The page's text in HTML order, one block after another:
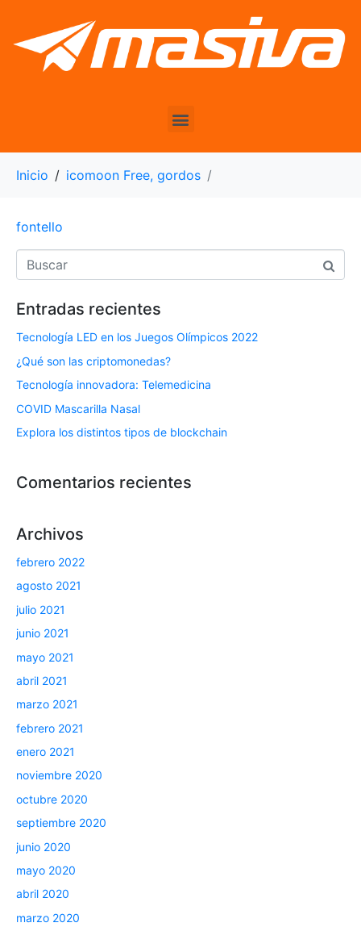
Inicio icomoon Free, gordos
fontello
Entradas recientes
Tecnología LED en los Juegos Olímpicos 2022
¿Qué son las criptomonedas?
Tecnología innovadora: Telemedicina
COVID Mascarilla Nasal
Explora los distintos tipos de blockchain
Comentarios recientes
Archivos
febrero 2022
agosto 2021
julio 2021
junio 2021
mayo 2021
abril 2021
marzo 2021
febrero 2021
enero 2021
noviembre 2020
octubre 2020
septiembre 2020
junio 2020
mayo 2020
abril 2020
marzo 2020